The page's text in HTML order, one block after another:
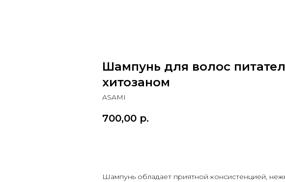
Шампунь для волос
хитозаном
ASAMI
700,00 р.
Шампунь обладает приятной консистенцией,